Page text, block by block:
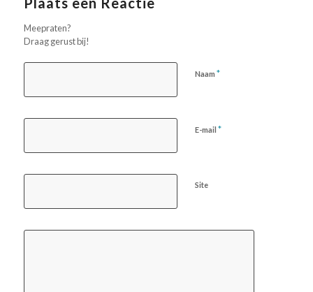
Meepraten?
Draag gerust bij!
Naam *
E-mail *
Site